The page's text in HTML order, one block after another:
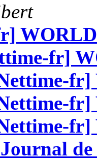
fr]
de